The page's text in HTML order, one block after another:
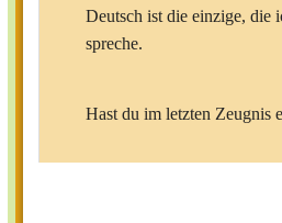
Deutsch ist die einzige, die
spreche.
Hast du im letzten Zeugnis